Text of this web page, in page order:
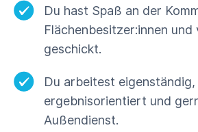
Du hast Spaß an der
Flächenbesitzer:innen und
geschickt.
Du arbeitest eigenständig,
ergebnisorientiert und
Außendienst.